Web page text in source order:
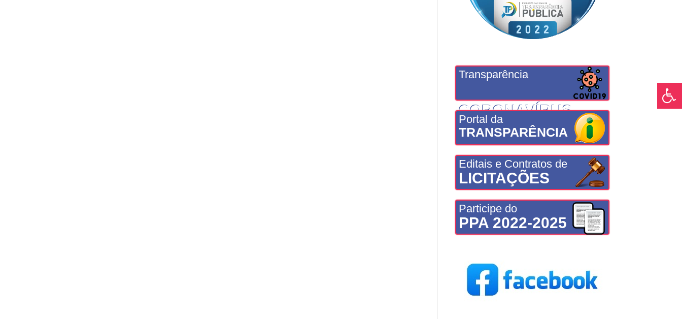
Transparência
CORONAVÍRUS
Portal da
TRANSPARÊNCIA
Editais e Contratos de
LICITAÇÕES
Participe do
PPA 2022-2025